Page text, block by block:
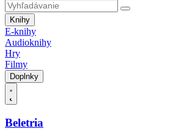
Knihy
E-knihy
Audioknihy
Hry
Filmy
Doplnky
Beletria